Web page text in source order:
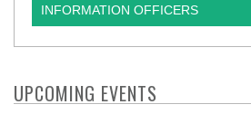
INFORMATION OFFICERS
UPCOMING EVENTS